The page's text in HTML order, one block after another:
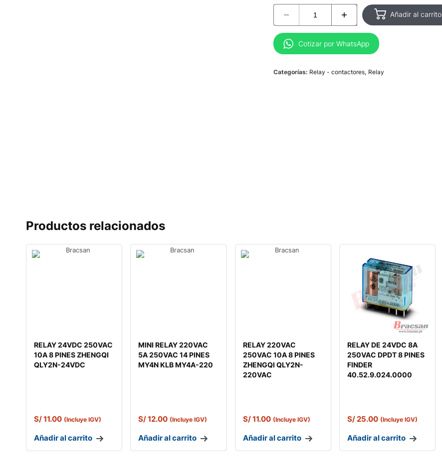
Añadir al carrito
Cotizar por WhatsApp
Categorías: Relay - contactores, Relay
Productos relacionados
RELAY 24VDC 250VAC
10A 8 PINES ZHENGQI
QLY2N-24VDC
S/11.00 (Incluye IGV)
Añadir al carrito
MINI RELAY 220VAC
5A 250VAC 14 PINES
MY4N KLB MY4A-220
S/12.00 (Incluye IGV)
Añadir al carrito
RELAY 220VAC
250VAC 10A 8 PINES
ZHENGQI QLY2N-
220VAC
S/11.00 (Incluye IGV)
Añadir al carrito
RELAY DE 24VDC 8A
250VAC DPDT 8 PINES
FINDER
40.52.9.024.0000
S/25.00 (Incluye IGV)
Añadir al carrito